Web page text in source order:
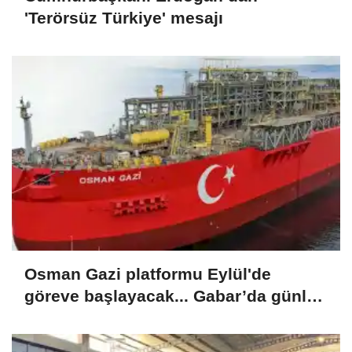
'Terörsüz Türkiye' mesajı
Osman Gazi platformu Eylül'de
göreve başlayacak... Gabar’da günlük